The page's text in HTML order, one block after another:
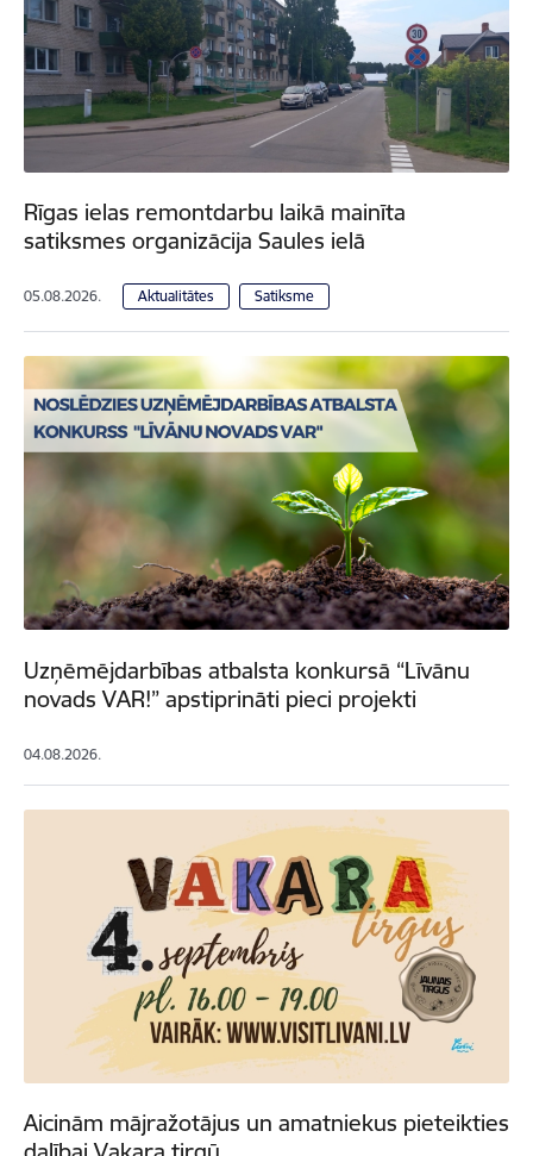
Rīgas ielas remontdarbu laikā mainīta
satiksmes organizācija Saules ielā
05.08.2026. Aktualitātes Satiksme
Uzņēmējdarbības atbalsta konkursā “Līvānu
novads VAR!” apstiprināti pieci projekti
04.08.2026.
Aicinām mājražotājus un amatniekus pieteikties